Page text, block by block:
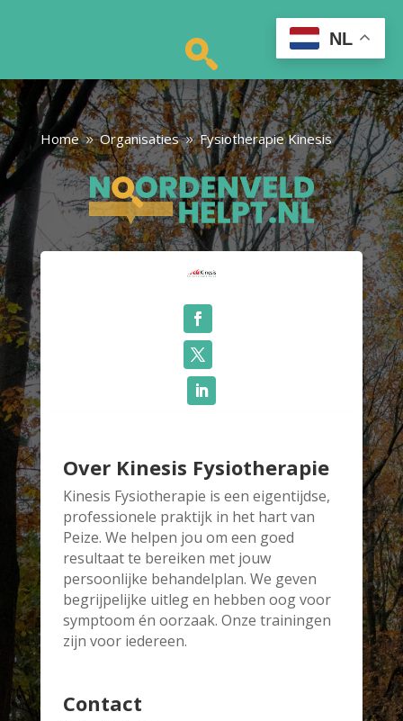
Home 9 Organisaties 9 Fysiotherapie Kinesis
Over Kinesis Fysiotherapie
Kinesis Fysiotherapie is een eigentijdse,
professionele praktijk in het hart van
Peize. We helpen jou om een goed
resultaat te bereiken met jouw
persoonlijke behandelplan. We geven
begrijpelijke uitleg en hebben oog voor
symptoom én oorzaak. Onze trainingen
zijn voor iedereen.
Contact
NL